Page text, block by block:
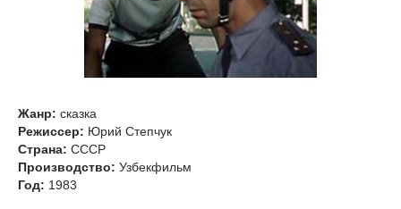
Жанр: сказка
Режиссер: Юрий Степчук
Страна: СССР
Производство: Узбекфильм
Год: 1983